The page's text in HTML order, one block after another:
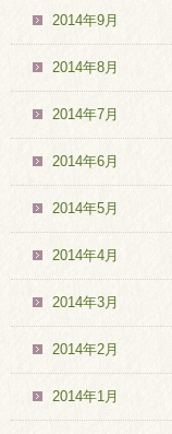
2014年9月
2014年8月
2014年7月
2014年6月
2014年5月
2014年4月
2014年3月
2014年2月
2014年1月